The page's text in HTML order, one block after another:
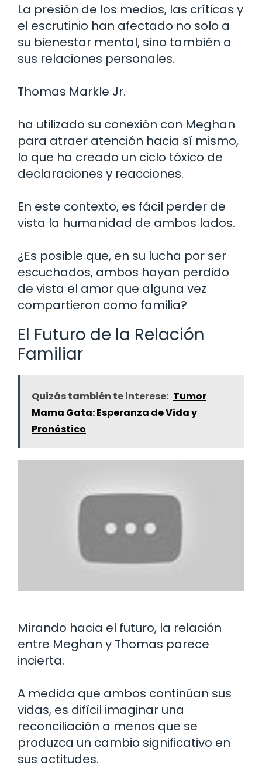
La presión de los medios, las críticas y
el escrutinio han afectado no solo a
su bienestar mental, sino también a
sus relaciones personales.
Thomas Markle Jr.
ha utilizado su conexión con Meghan
para atraer atención hacia sí mismo,
lo que ha creado un ciclo tóxico de
declaraciones y reacciones.
En este contexto, es fácil perder de
vista la humanidad de ambos lados.
¿Es posible que, en su lucha por ser
escuchados, ambos hayan perdido
de vista el amor que alguna vez
compartieron como familia?
El Futuro de la Relación
Familiar
Quizás también te interese: Tumor
Mama Gata: Esperanza de Vida y
Pronóstico
Mirando hacia el futuro, la relación
entre Meghan y Thomas parece
incierta.
A medida que ambos continúan sus
vidas, es difícil imaginar una
reconciliación a menos que se
produzca un cambio significativo en
sus actitudes.